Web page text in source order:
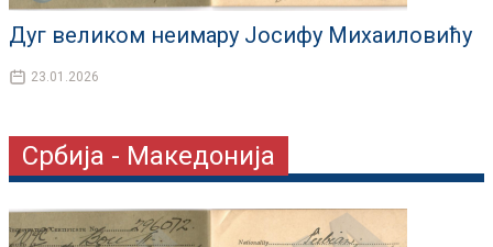
Дуг великом неимару Јосифу Михаиловићу
23.01.2026
Србија - Македонија